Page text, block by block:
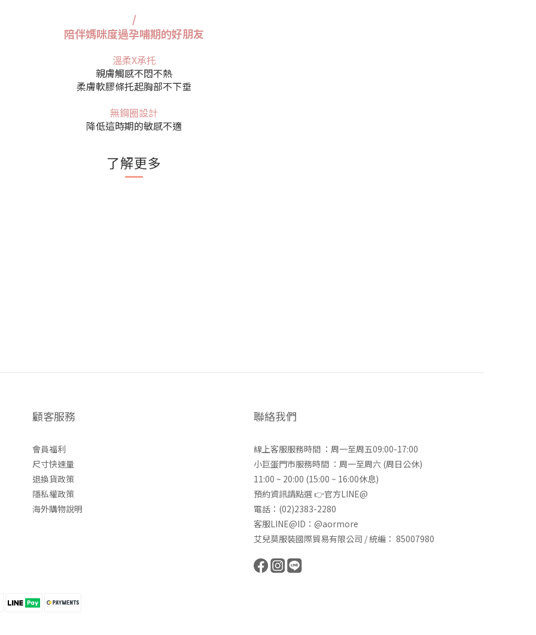
/
陪伴媽咪度過孕哺期的好朋友
溫柔X承托
親膚觸感不悶不熱
柔膚軟膠條托起胸部不下垂
無鋼圈設計
降低這時期的敏感不適
了解更多
顧客服務
會員福利
尺寸快速量
退換貨政策
隱私權政策
海外購物說明
聯絡我們
線上客服服務時間 ：周一至周五09:00-17:00
小巨蛋門市服務時間 ：周一至周六 (周日公休)
11:00 ~ 20:00 (15:00 ~ 16:00休息)
預約資訊請點選 👉官方LINE@
電話：(02)2383-2280
客服LINE@ID：@aormore
艾兒莫服裝國際貿易有限公司 / 統編： 85007980